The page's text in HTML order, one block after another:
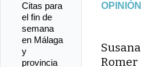
OPINIÓN
Susana
Romer
Citas para
el fin de
semana
en Málaga
y
provincia